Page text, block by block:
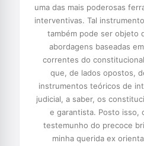
uma das mais poderosas
interventivas. Tal
também pode ser objeto
abordagens baseadas
correntes do
que, de lados opostos,
instrumentos teóricos de
judicial, a saber, os
e garantista. Posto isso,
testemunho do precoce
minha querida ex